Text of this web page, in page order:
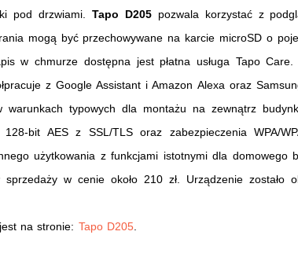
pod drzwiami.Tapo D205pozwala korzystać z
mogą być przechowywane na karcie microSD o
w chmurze dostępna jest płatna usługa Tapo Care.
z Google Assistant i Amazon Alexa oraz
typowych dla montażu na zewnątrz
bit AES z SSL/TLS oraz zabezpieczenia WPA/
użytkowania z funkcjami istotnymi dla domowego
w cenie około 210 zł. Urządzenie zostało
na stronie: Tapo D205